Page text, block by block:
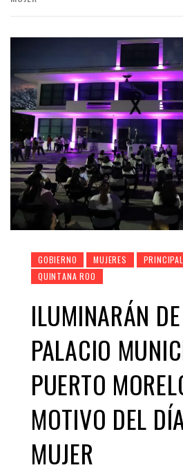
GOBIERNO MUJERES
QUINTANA ROO
ILUMINARÁN
PALACIO
PUERTO
MOTIVO DEL
MUJER